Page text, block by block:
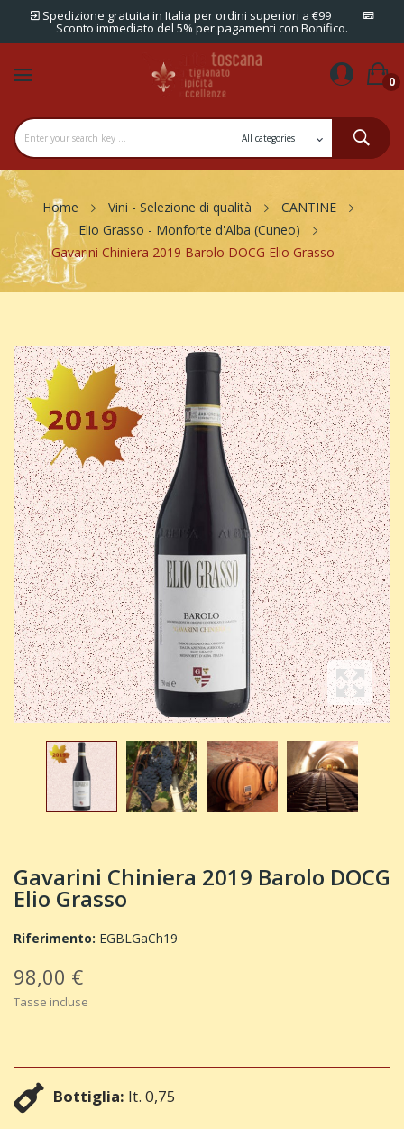
Spedizione gratuita in Italia per ordini superiori a €99
Sconto immediato del 5% per pagamenti con Bonifico.
0
Home Vini - Selezione di qualità
CANTINE
Elio Grasso - Monforte d'Alba (Cuneo)
Gavarini Chiniera 2019 Barolo DOCG Elio Grasso
Gavarini Chiniera 2019 Barolo DOCG
Elio Grasso
Riferimento: EGBLGaCh19
98,00 €
Tasse incluse
Bottiglia: lt. 0,75